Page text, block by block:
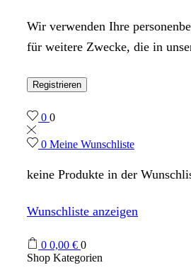
Wir verwenden Ihre
für weitere Zwecke, die in
Registrieren
0 0
0 Meine Wunschliste
keine Produkte in der
Wunschliste anzeigen
0 0,00 € 0
Shop Kategorien